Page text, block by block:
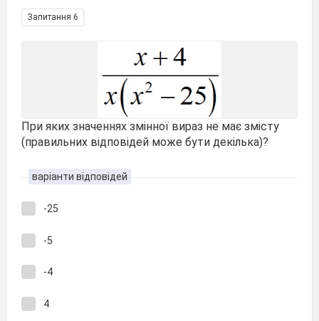
Запитання 6
При яких значеннях змінної вираз не має змісту
(правильних відповідей може бути декілька)?
варіанти відповідей
-25
-5
-4
4